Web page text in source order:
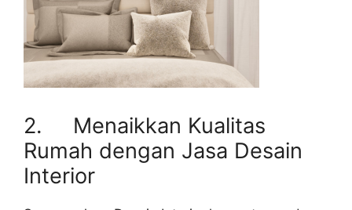
2. Menaikkan Kualitas
Rumah dengan Jasa Desain
Interior